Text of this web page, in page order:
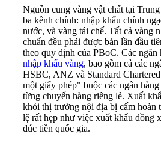
Nguồn cung vàng vật chất tại
ba kênh chính: nhập khẩu chính
nước, và vàng tái chế. Tất cả vàng
chuẩn đều phải được bán lần đầu
theo quy định của PBoC. Các ngân
nhập khẩu vàng, bao gồm cả các
HSBC, ANZ và Standard
một giấy phép" buộc các ngân
từng chuyến hàng riêng lẻ. Xuất
khỏi thị trường nội địa bị cấm hoàn
lệ rất hẹp như việc xuất khẩu đồng
đúc tiền quốc gia.